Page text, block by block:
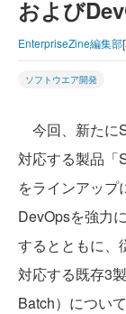
および
EnterpriseZine編集部
ソフトウエア開発
今回、新たに
対応する製品「
をラインアップ
DevOpsを強力
するとともに、
対応する既存3
Batch）につい